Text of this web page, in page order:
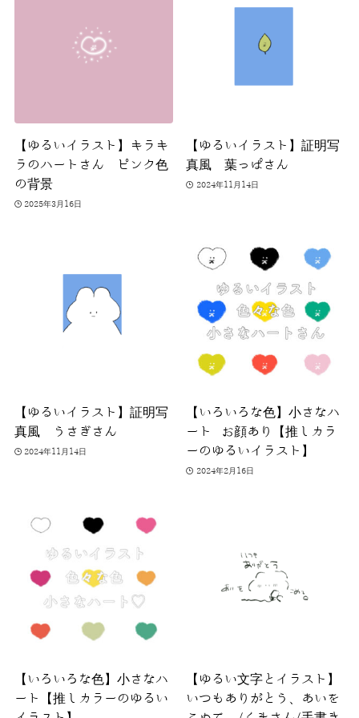
【ゆるいイラスト】キラキ
ラのハートさん ピンク色
の背景
2025年3月16日
【ゆるいイラスト】証明写
真風 葉っぱさん
2024年11月14日
【ゆるいイラスト】証明写
真風 うさぎさん
2024年11月14日
【いろいろな色】小さなハ
ート お顔あり【推しカラ
ーのゆるいイラスト】
2024年2月16日
【いろいろな色】小さなハ
ート【推しカラーのゆるい
【ゆるい文字とイラスト】
いつもありがとう、あいを